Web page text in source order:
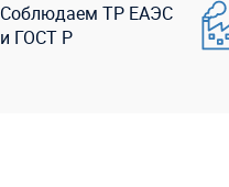
Соблюдаем ТР ЕАЭС
и ГОСТ Р